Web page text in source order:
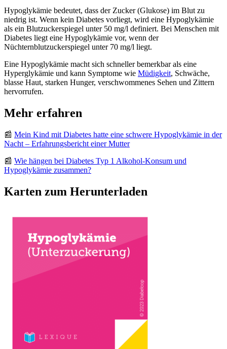
Hypoglykämie bedeutet, dass der Zucker (Glukose) im Blut zu
niedrig ist. Wenn kein Diabetes vorliegt, wird eine Hypoglykämie
als ein Blutzuckerspiegel unter 50 mg/l definiert. Bei Menschen mit
Diabetes liegt eine Hypoglykämie vor, wenn der
Nüchternblutzuckerspiegel unter 70 mg/l liegt.
Eine Hypoglykämie macht sich schneller bemerkbar als eine
Hyperglykämie und kann Symptome wie Müdigkeit, Schwäche,
blasse Haut, starken Hunger, verschwommenes Sehen und Zittern
hervorrufen.
Mehr erfahren
📰 Mein Kind mit Diabetes hatte eine schwere Hypoglykämie in der
Nacht – Erfahrungsbericht einer Mutter
📰 Wie hängen bei Diabetes Typ 1 Alkohol-Konsum und
Hypoglykämie zusammen?
Karten zum Herunterladen